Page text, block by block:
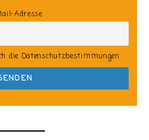
Adresse
die Datenschutzbestimmungen